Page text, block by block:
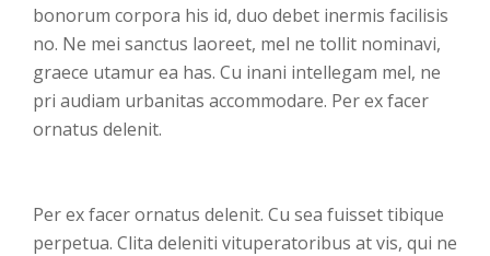
bonorum corpora his id, duo debet inermis facilisis
no. Ne mei sanctus laoreet, mel ne tollit nominavi,
graece utamur ea has. Cu inani intellegam mel, ne
pri audiam urbanitas accommodare. Per ex facer
ornatus delenit.
Per ex facer ornatus delenit. Cu sea fuisset tibique
perpetua. Clita deleniti vituperatoribus at vis, qui ne